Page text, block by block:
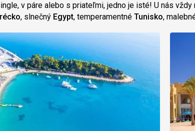
v páre alebo s priateľmi, jedno je isté! U nás
, slnečný Egypt, temperamentné Tunisko,